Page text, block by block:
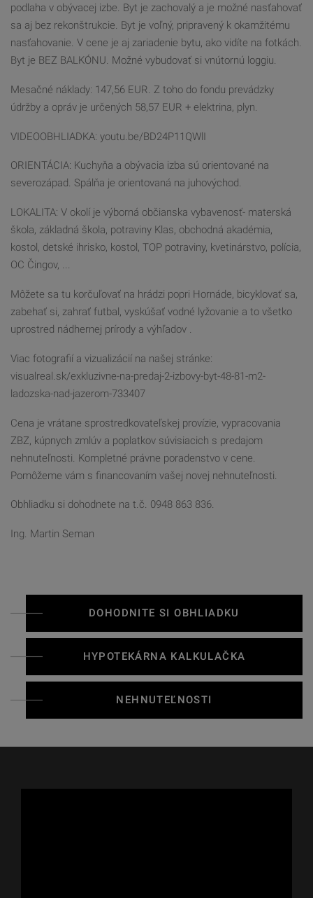
podlaha v obývacej izbe. Byt je zachovalý a je možné nasťahovať
sa aj bez rekonštrukcie. Byt je voľný, pripravený k okamžitému
nasťahovanie. V cene je aj zariadenie bytu, ako vidíte na fotkách.
Byt je BEZ BALKÓNU. Možné vybudovať si vnútornú loggiu.
Mesačné náklady: 147,56 EUR. Z toho do fondu prevádzky
údržby a opráv je určených 58,57 EUR + elektrina, plyn.
VIDEOOBHLIADKA: youtu.be/BD24P11QWlI
ORIENTÁCIA: Kuchyňa a obývacia izba sú orientované na
severozápad. Spálňa je orientovaná na juhovýchod.
LOKALITA: V okolí je výborná občianska vybavenosť- materská
škola, základná škola, potraviny Klas, obchodná akadémia,
kostol, detské ihrisko, kostol, TOP potraviny, kvetinárstvo, polícia,
OC Čingov, ...
Môžete sa tu korčuľovať na hrádzi popri Hornáde, bicyklovať sa,
zabehať si, zahrať futbal, vyskúšať vodné lyžovanie a to všetko
uprostred nádhernej prírody a výhľadov .
Viac fotografií a vizualizácií na našej stránke:
visualreal.sk/exkluzivne-na-predaj-2-izbovy-byt-48-81-m2-
ladozska-nad-jazerom-733407
Cena je vrátane sprostredkovateľskej provízie, vypracovania
ZBZ, kúpnych zmlúv a poplatkov súvisiacich s predajom
nehnuteľnosti. Kompletné právne poradenstvo v cene.
Pomôžeme vám s financovaním vašej novej nehnuteľnosti.
Obhliadku si dohodnete na t.č. 0948 863 836.
Ing. Martin Seman
DOHODNITE SI OBHLIADKU
HYPOTEKÁRNA KALKULAČKA
NEHNUTEĽNOSTI